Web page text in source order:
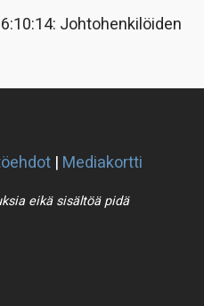
Johtohenkilöiden
| Mediakortti
eikä sisältöä pidä